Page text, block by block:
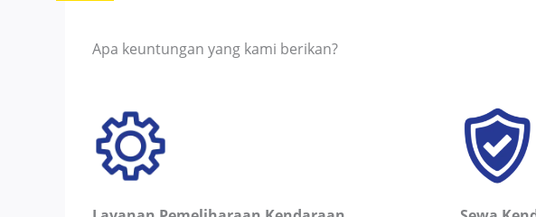
Apa keuntungan yang kami berikan?